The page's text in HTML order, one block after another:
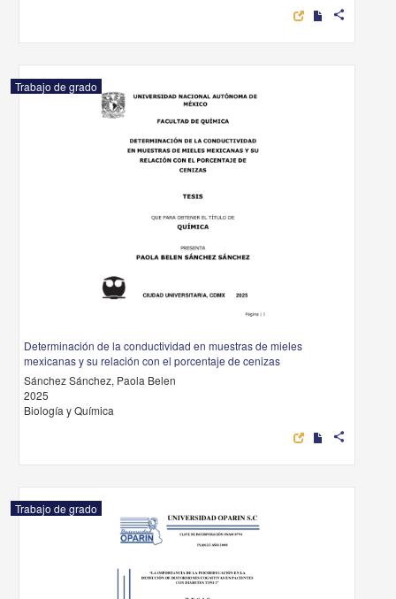
share
Trabajo de grado
Determinación de la conductividad en muestras de mieles
mexicanas y su relación con el porcentaje de cenizas
Sánchez Sánchez, Paola Belen
2025
Biología y Química
share
Trabajo de grado